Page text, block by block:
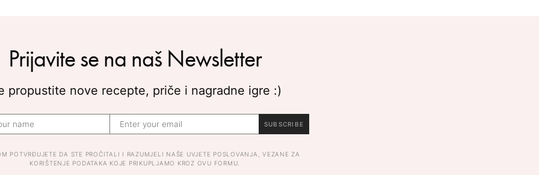
Prijavite se na naš Newsletter
propustite nove recepte, priče i nagradne igre :)
SUBSCRIBE
POTVRĐUJETE DA STE PROČITALI I RAZUMJELI NAŠE UVJETE POSLOVANJA, VEZANE ZA
KORIŠTENJE PODATAKA KOJE PRIKUPLJAMO KROZ OVU FORMU.